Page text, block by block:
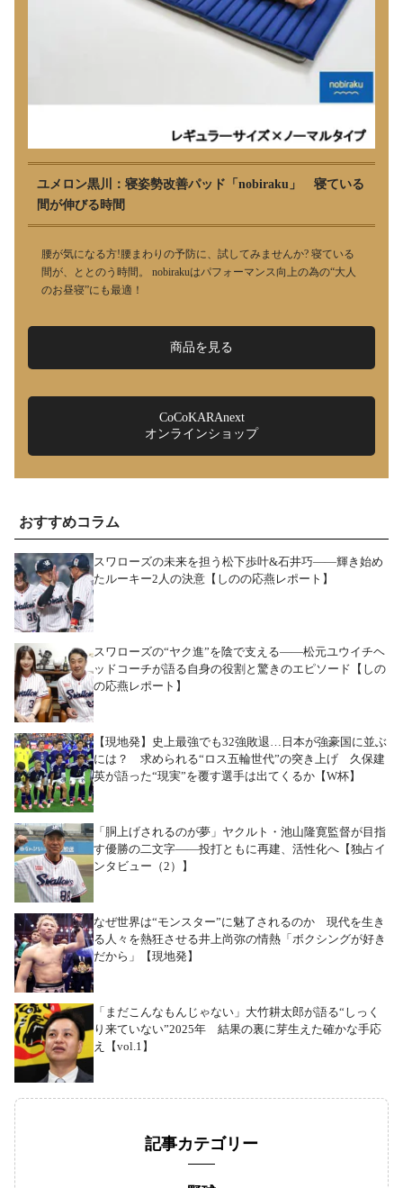
ユメロン黒川：寝姿勢改善パッド「nobiraku」 寝ている
間が伸びる時間
腰が気になる方!腰まわりの予防に、試してみませんか? 寝ている
間が、ととのう時間。 nobirakuはパフォーマンス向上の為の“大人
のお昼寝”にも最適！
商品を見る
CoCoKARAnext
オンラインショップ
おすすめコラム
スワローズの未来を担う松下歩叶&石井巧――輝き始め
たルーキー2人の決意【しのの応燕レポート】
スワローズの“ヤク進”を陰で支える――松元ユウイチヘ
ッドコーチが語る自身の役割と驚きのエピソード【しの
の応燕レポート】
【現地発】史上最強でも32強敗退…日本が強豪国に並ぶ
には？ 求められる“ロス五輪世代”の突き上げ 久保建
英が語った“現実”を覆す選手は出てくるか【W杯】
「胴上げされるのが夢」ヤクルト・池山隆寛監督が目指
す優勝の二文字――投打ともに再建、活性化へ【独占イ
ンタビュー（2）】
なぜ世界は“モンスター”に魅了されるのか 現代を生き
る人々を熱狂させる井上尚弥の情熱「ボクシングが好き
だから」【現地発】
「まだこんなもんじゃない」大竹耕太郎が語る“しっく
り来ていない”2025年 結果の裏に芽生えた確かな手応
え【vol.1】
記事カテゴリー